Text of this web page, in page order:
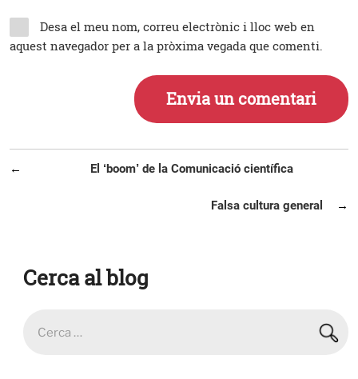
Desa el meu nom, correu electrònic i lloc web en
aquest navegador per a la pròxima vegada que comenti.
Navegació
Entrada
El ‘boom’ de la Comunicació científica
Entrada
Falsa cultura general
Cerca al blog